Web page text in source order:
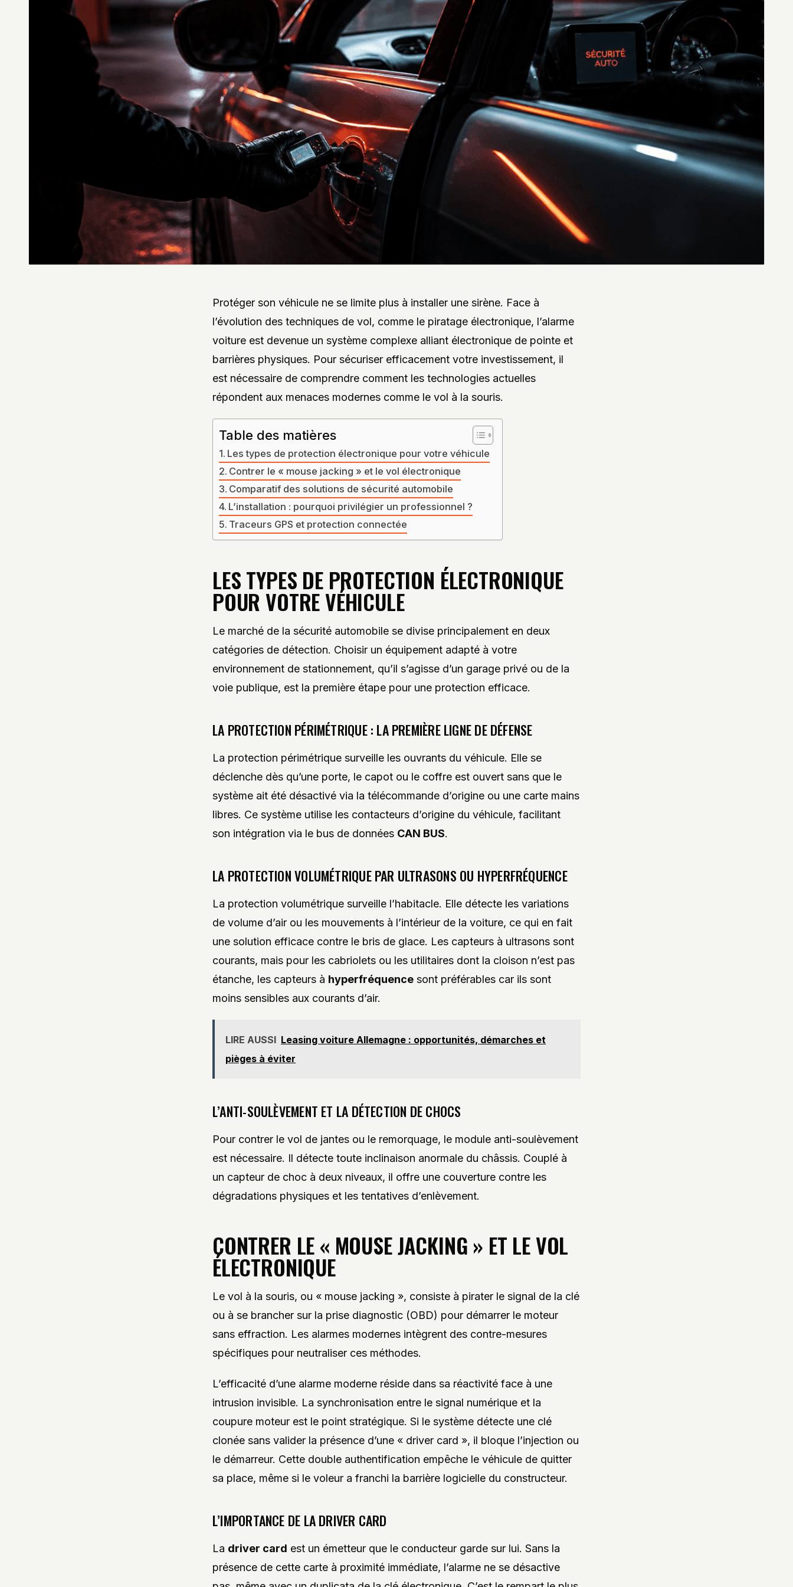
Protéger son véhicule ne se limite plus à installer une sirène. Face à
l’évolution des techniques de vol, comme le piratage électronique, l’alarme
voiture est devenue un système complexe alliant électronique de pointe et
barrières physiques. Pour sécuriser efficacement votre investissement, il
est nécessaire de comprendre comment les technologies actuelles
répondent aux menaces modernes comme le vol à la souris.
Table des matières
Les types de protection électronique pour votre véhicule
Contrer le « mouse jacking » et le vol électronique
Comparatif des solutions de sécurité automobile
L’installation : pourquoi privilégier un professionnel ?
Traceurs GPS et protection connectée
LES TYPES DE PROTECTION ÉLECTRONIQUE
POUR VOTRE VÉHICULE
Le marché de la sécurité automobile se divise principalement en deux
catégories de détection. Choisir un équipement adapté à votre
environnement de stationnement, qu’il s’agisse d’un garage privé ou de la
voie publique, est la première étape pour une protection efficace.
LA PROTECTION PÉRIMÉTRIQUE : LA PREMIÈRE LIGNE DE DÉFENSE
La protection périmétrique surveille les ouvrants du véhicule. Elle se
déclenche dès qu’une porte, le capot ou le coffre est ouvert sans que le
système ait été désactivé via la télécommande d’origine ou une carte mains
libres. Ce système utilise les contacteurs d’origine du véhicule, facilitant
son intégration via le bus de données CAN BUS.
LA PROTECTION VOLUMÉTRIQUE PAR ULTRASONS OU HYPERFRÉQUENCE
La protection volumétrique surveille l’habitacle. Elle détecte les variations
de volume d’air ou les mouvements à l’intérieur de la voiture, ce qui en fait
une solution efficace contre le bris de glace. Les capteurs à ultrasons sont
courants, mais pour les cabriolets ou les utilitaires dont la cloison n’est pas
étanche, les capteurs à hyperfréquence sont préférables car ils sont
moins sensibles aux courants d’air.
LIRE AUSSI Leasing voiture Allemagne : opportunités, démarches et
pièges à éviter
L’ANTI-SOULÈVEMENT ET LA DÉTECTION DE CHOCS
Pour contrer le vol de jantes ou le remorquage, le module anti-soulèvement
est nécessaire. Il détecte toute inclinaison anormale du châssis. Couplé à
un capteur de choc à deux niveaux, il offre une couverture contre les
dégradations physiques et les tentatives d’enlèvement.
CONTRER LE « MOUSE JACKING » ET LE VOL
ÉLECTRONIQUE
Le vol à la souris, ou « mouse jacking », consiste à pirater le signal de la clé
ou à se brancher sur la prise diagnostic (OBD) pour démarrer le moteur
sans effraction. Les alarmes modernes intègrent des contre-mesures
spécifiques pour neutraliser ces méthodes.
L’efficacité d’une alarme moderne réside dans sa réactivité face à une
intrusion invisible. La synchronisation entre le signal numérique et la
coupure moteur est le point stratégique. Si le système détecte une clé
clonée sans valider la présence d’une « driver card », il bloque l’injection ou
le démarreur. Cette double authentification empêche le véhicule de quitter
sa place, même si le voleur a franchi la barrière logicielle du constructeur.
L’IMPORTANCE DE LA DRIVER CARD
La driver card est un émetteur que le conducteur garde sur lui. Sans la
présence de cette carte à proximité immédiate, l’alarme ne se désactive